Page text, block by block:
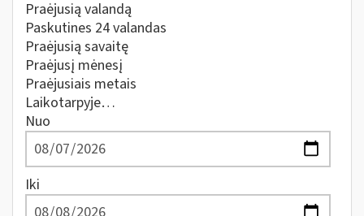
Praėjusią valandą
Paskutines 24 valandas
Praėjusią savaitę
Praėjusį mėnesį
Praėjusiais metais
Laikotarpyje…
Nuo
Iki